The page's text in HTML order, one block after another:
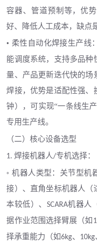
容器、管道预制等，优
好、降低人工成本，缺点
• 柔性自动化焊接生产线
能调度系统，支持多品种
量、产品更新迭代快的场
焊接，优势是适配性强、
钟），可实现“一条线生
专用生产线。
（二）核心设备选型
1.焊接机器人/专机选择：
◦ 机器人类型：关节型机
接）、直角坐标机器人（
本较低）、 SCARA机器人
据作业范围选择臂展（如
择承重能力（如6kg、 10kg